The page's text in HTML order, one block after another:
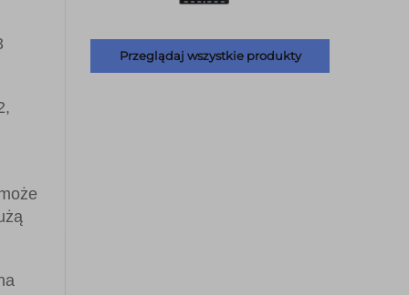
Przeglądaj wszystkie produkty